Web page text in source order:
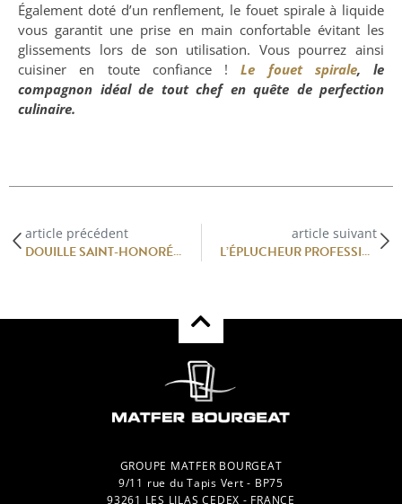
Également doté d’un renflement, le fouet spirale à liquide
vous garantit une prise en main confortable évitant les
glissements lors de son utilisation. Vous pourrez ainsi
cuisiner en toute confiance !Le fouet spirale, le
compagnon idéal de tout chef en quête de perfection
culinaire.
article précédent
DOUILLE SAINT-HONORÉ COPOLYESTER
article suivant
L’ÉPLUCHEUR PROFESSIONNEL : L’ALLIÉ INCONTOURNABLE DE VOTRE CUISINE
GROUPE MATFER BOURGEAT
9/11 rue du Tapis Vert - BP75
93261 LES LILAS CEDEX - FRANCE